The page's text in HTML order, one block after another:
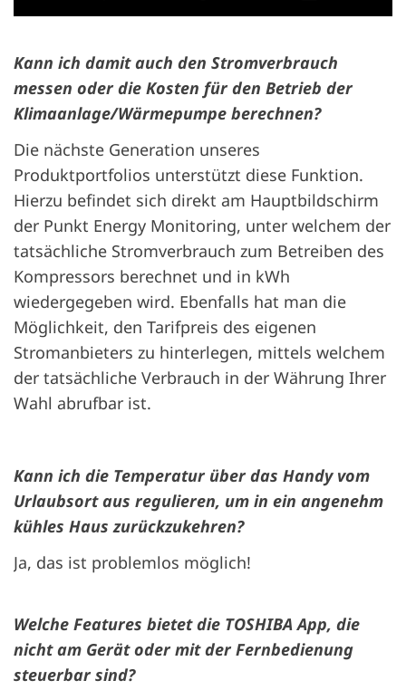
Kann ich damit auch den Stromverbrauch
messen oder die Kosten für den Betrieb der
Klimaanlage/Wärmepumpe berechnen?
Die nächste Generation unseres
Produktportfolios unterstützt diese Funktion.
Hierzu befindet sich direkt am Hauptbildschirm
der Punkt Energy Monitoring, unter welchem der
tatsächliche Stromverbrauch zum Betreiben des
Kompressors berechnet und in kWh
wiedergegeben wird. Ebenfalls hat man die
Möglichkeit, den Tarifpreis des eigenen
Stromanbieters zu hinterlegen, mittels welchem
der tatsächliche Verbrauch in der Währung Ihrer
Wahl abrufbar ist.
Kann ich die Temperatur über das Handy vom
Urlaubsort aus regulieren, um in ein angenehm
kühles Haus zurückzukehren?
Ja, das ist problemlos möglich!
Welche Features bietet die TOSHIBA App, die
nicht am Gerät oder mit der Fernbedienung
steuerbar sind?